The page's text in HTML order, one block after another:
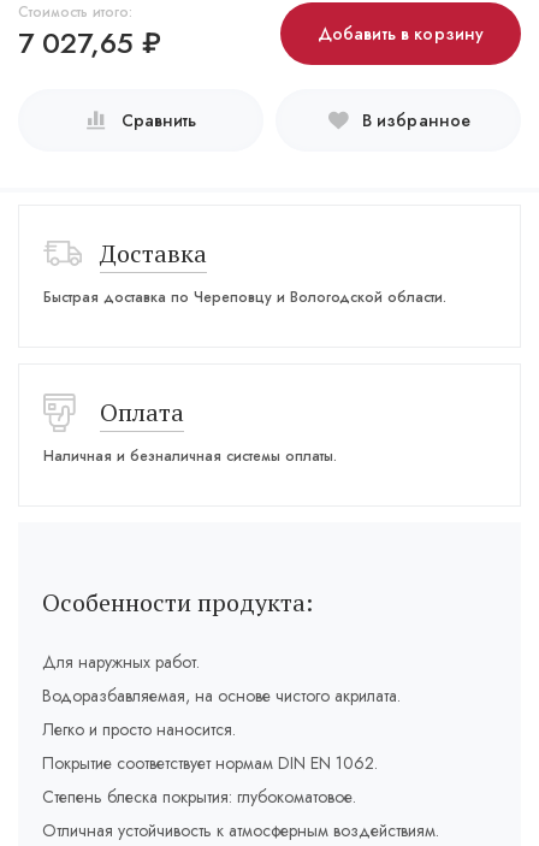
Стоимость итого:
7 027,65 ₽ Добавить в корзину
Сравнить В избранное
Доставка
Быстрая доставка по Череповцу и Вологодской области.
Оплата
Наличная и безналичная системы оплаты.
Особенности продукта:
Для наружных работ.
Водоразбавляемая, на основе чистого акрилата.
Легко и просто наносится.
Покрытие соответствует нормам DIN EN 1062.
Степень блеска покрытия: глубокоматовое.
Отличная устойчивость к атмосферным воздействиям.